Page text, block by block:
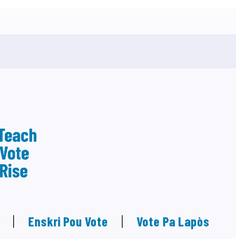
Enskri Pou Vote Vote Pa Lapòs